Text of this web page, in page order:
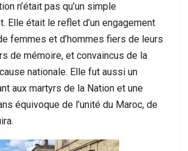
n’était pas qu’un simple
Elle était le reflet d’un engagement
femmes et d’hommes fiers de leurs
de mémoire, et convaincus de la
nationale. Elle fut aussi un
aux martyrs de la Nation et une
équivoque de l’unité du Maroc, de